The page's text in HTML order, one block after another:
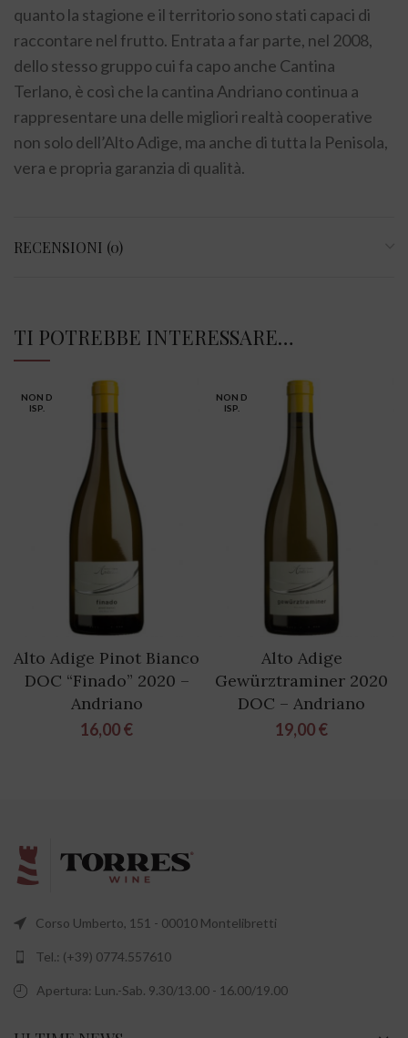
quanto la stagione e il territorio sono stati capaci di
raccontare nel frutto. Entrata a far parte, nel 2008,
dello stesso gruppo cui fa capo anche Cantina
Terlano, è così che la cantina Andriano continua a
rappresentare una delle migliori realtà cooperative
non solo dell’Alto Adige, ma anche di tutta la Penisola,
vera e propria garanzia di qualità.
RECENSIONI (0)
TI POTREBBE INTERESSARE…
NON D
ISP.
Alto Adige Pinot Bianco
DOC “Finado” 2020 –
Andriano
16,00€
NON D
ISP.
Alto Adige
Gewürztraminer 2020
DOC – Andriano
19,00€
Corso Umberto, 151 - 00010 Montelibretti
Tel.: (+39) 0774.557610
Apertura: Lun.-Sab. 9.30/13.00 - 16.00/19.00